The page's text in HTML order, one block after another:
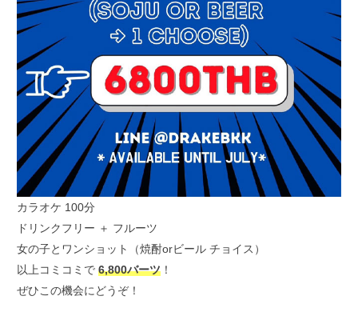
カラオケ 100分
ドリンクフリー ＋ フルーツ
女の子とワンショット（焼酎orビール チョイス）
以上コミコミで 6,800バーツ！
ぜひこの機会にどうぞ！